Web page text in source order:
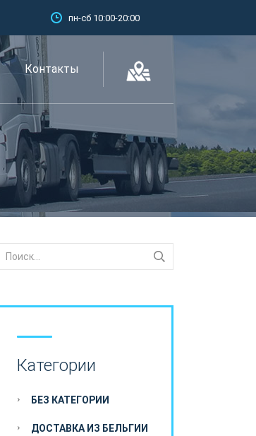
пн-сб 10:00-20:00
Контакты
Категории
БЕЗ КАТЕГОРИИ
ДОСТАВКА ИЗ БЕЛЬГИИ